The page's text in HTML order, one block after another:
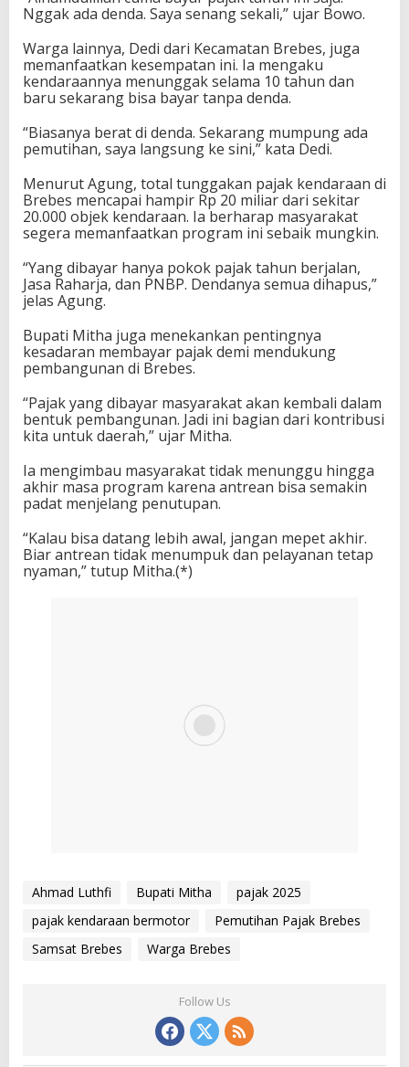
Nggak ada denda. Saya senang sekali,” ujar Bowo.
Warga lainnya, Dedi dari Kecamatan Brebes, juga
memanfaatkan kesempatan ini. Ia mengaku
kendaraannya menunggak selama 10 tahun dan
baru sekarang bisa bayar tanpa denda.
“Biasanya berat di denda. Sekarang mumpung ada
pemutihan, saya langsung ke sini,” kata Dedi.
Menurut Agung, total tunggakan pajak kendaraan di
Brebes mencapai hampir Rp 20 miliar dari sekitar
20.000 objek kendaraan. Ia berharap masyarakat
segera memanfaatkan program ini sebaik mungkin.
“Yang dibayar hanya pokok pajak tahun berjalan,
Jasa Raharja, dan PNBP. Dendanya semua dihapus,”
jelas Agung.
Bupati Mitha juga menekankan pentingnya
kesadaran membayar pajak demi mendukung
pembangunan di Brebes.
“Pajak yang dibayar masyarakat akan kembali dalam
bentuk pembangunan. Jadi ini bagian dari kontribusi
kita untuk daerah,” ujar Mitha.
Ia mengimbau masyarakat tidak menunggu hingga
akhir masa program karena antrean bisa semakin
padat menjelang penutupan.
“Kalau bisa datang lebih awal, jangan mepet akhir.
Biar antrean tidak menumpuk dan pelayanan tetap
nyaman,” tutup Mitha.(*)
Ahmad Luthfi Bupati Mitha
pajak 2025
pajak kendaraan bermotor
Pemutihan Pajak Brebes
Samsat Brebes
Warga Brebes
Follow Us